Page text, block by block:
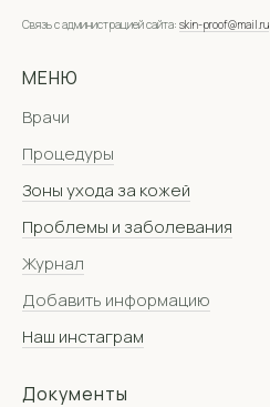
Связь с администрацией сайта: skin-proof@mail.ru
МЕНЮ
Врачи
Процедуры
Зоны ухода за кожей
Проблемы и заболевания
Журнал
Добавить информацию
Наш инстаграм
Документы